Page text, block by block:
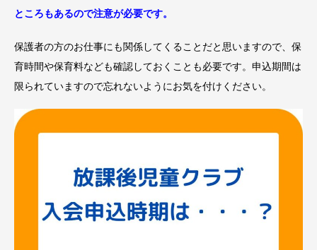
ところもあるので注意が必要です。
保護者の方のお仕事にも関係してくることだと思いますので、保
育時間や保育料なども確認しておくことも必要です。申込期間は
限られていますので忘れないようにお気を付けください。